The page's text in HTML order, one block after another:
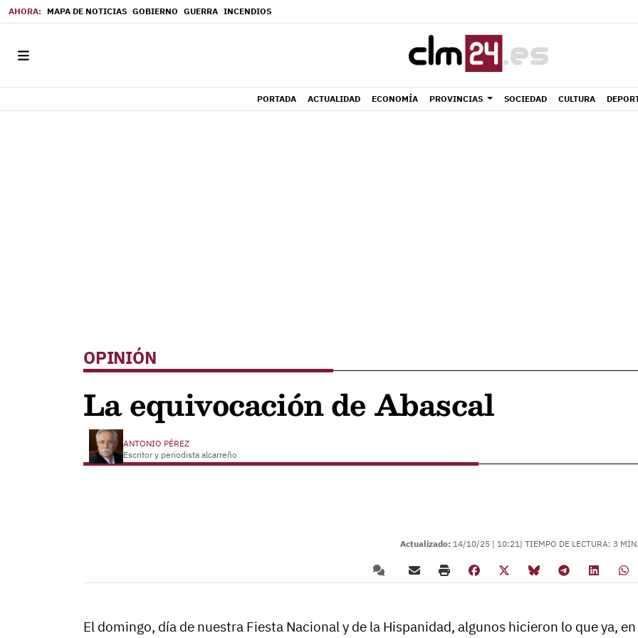
MAPA DE NOTICIAS GOBIERNO GUERRA INCENDIOS
PORTADA ACTUALIDAD ECONOMÍA PROVINCIAS SOCIEDAD CULTURA
OPINIÓN
La equivocación de Abascal
ANTONIO PÉREZ
Escritor y periodista alcarreño
Actualizado: 14/10/25 | 10:21| TIEMPO DE LECTURA: 3 MIN.
El domingo, día de nuestra Fiesta Nacional y de la Hispanidad, algunos hicieron lo que ya, en